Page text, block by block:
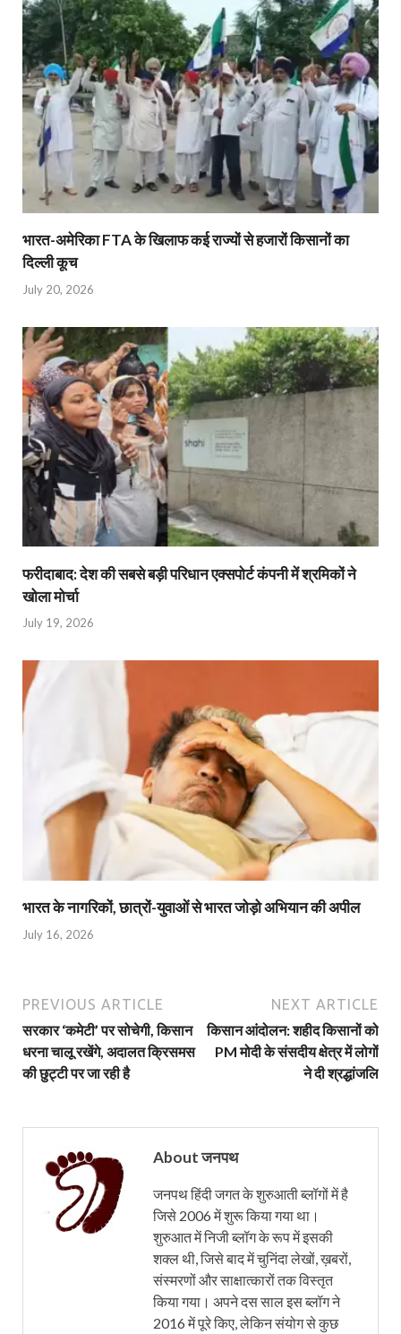
भारत-अमेरिका FTA के खिलाफ कई राज्यों से हजारों किसानों का
दिल्ली कूच
July 20, 2026
फरीदाबाद: देश की सबसे बड़ी परिधान एक्सपोर्ट कंपनी में श्रमिकों ने
खोला मोर्चा
July 19, 2026
भारत के नागरिकों, छात्रों-युवाओं से भारत जोड़ो अभियान की अपील
July 16, 2026
PREVIOUS ARTICLE
सरकार ‘कमेटी’ पर सोचेगी, किसान
धरना चालू रखेंगे, अदालत क्रिसमस
की छुट्टी पर जा रही है
NEXT ARTICLE
किसान आंदोलन: शहीद किसानों को
PM मोदी के संसदीय क्षेत्र में लोगों
ने दी श्रद्धांजलि
About जनपथ
जनपथ हिंदी जगत के शुरुआती ब्लॉगों में है
जिसे 2006 में शुरू किया गया था।
शुरुआत में निजी ब्लॉग के रूप में इसकी
शक्ल थी, जिसे बाद में चुनिंदा लेखों, ख़बरों,
संस्मरणों और साक्षात्कारों तक विस्तृत
किया गया। अपने दस साल इस ब्लॉग ने
2016 में पूरे किए, लेकिन संयोग से कुछ